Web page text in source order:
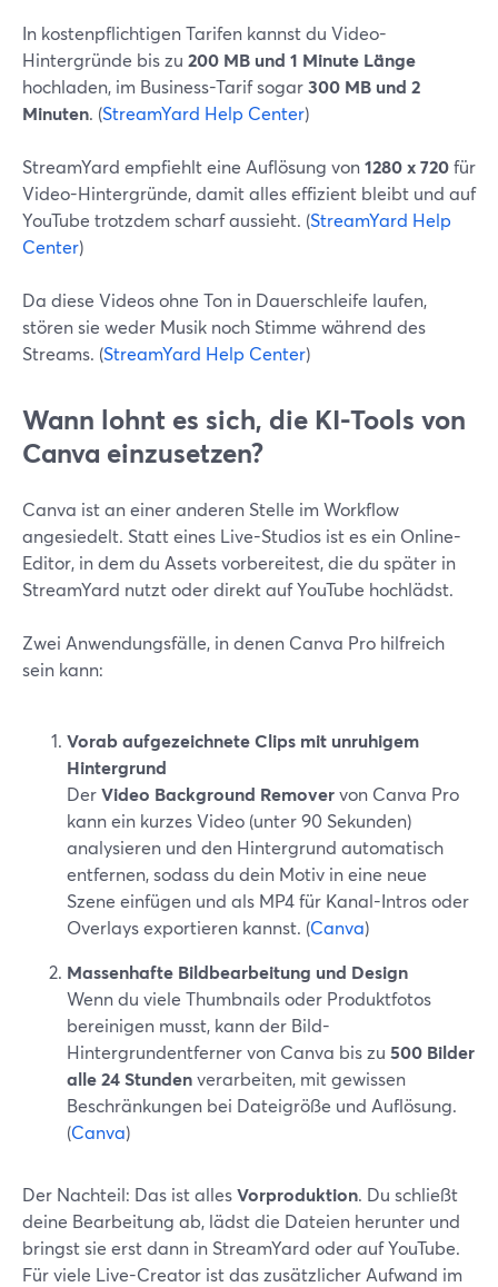
In kostenpflichtigen Tarifen kannst du Video-
Hintergründe bis zu 200 MB und 1 Minute Länge
hochladen, im Business-Tarif sogar300 MB und 2
Minuten. (StreamYard Help Center)
StreamYard empfiehlt eine Auflösung von1280 x 720für
Video-Hintergründe, damit alles effizient bleibt und auf
YouTube trotzdem scharf aussieht. (StreamYard Help
Center)
Da diese Videos ohne Ton in Dauerschleife laufen,
stören sie weder Musik noch Stimme während des
Streams. (StreamYard Help Center)
Wann lohnt es sich, die KI-Tools von
Canva einzusetzen?
Canva ist an einer anderen Stelle im Workflow
angesiedelt. Statt eines Live-Studios ist es ein Online-
Editor, in dem du Assets vorbereitest, die du später in
StreamYard nutzt oder direkt auf YouTube hochlädst.
Zwei Anwendungsfälle, in denen Canva Pro hilfreich
sein kann:
Vorab aufgezeichnete Clips mit unruhigem
Hintergrund
DerVideo Background Removervon Canva Pro
kann ein kurzes Video (unter 90 Sekunden)
analysieren und den Hintergrund automatisch
entfernen, sodass du dein Motiv in eine neue
Szene einfügen und als MP4 für Kanal-Intros oder
Overlays exportieren kannst. (Canva)
Massenhafte Bildbearbeitung und Design
Wenn du viele Thumbnails oder Produktfotos
bereinigen musst, kann der Bild-
Hintergrundentferner von Canva bis zu 500 Bilder
alle 24 Stundenverarbeiten, mit gewissen
Beschränkungen bei Dateigröße und Auflösung.
(Canva)
Der Nachteil: Das ist allesVorproduktion. Du schließt
deine Bearbeitung ab, lädst die Dateien herunter und
bringst sie erst dann in StreamYard oder auf YouTube.
Für viele Live-Creator ist das zusätzlicher Aufwand im